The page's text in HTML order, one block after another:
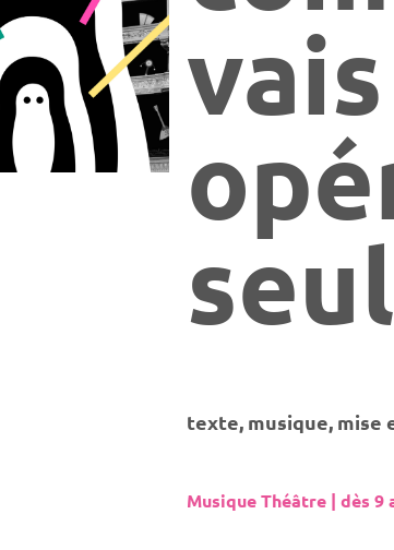
texte, musique, mise
Musique Théâtre | dès 9